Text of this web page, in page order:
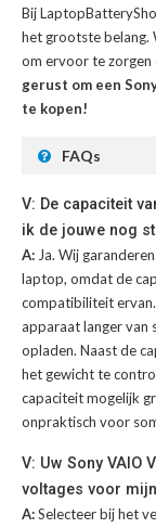
Bij
het grootste belang.
om ervoor te zorgen
gerust om een
te kopen!
FAQs
V: De capaciteit
ik de jouwe nog
A: Ja. Wij
laptop, omdat de
compatibiliteit
apparaat langer van
opladen. Naast de
het gewicht te
capaciteit mogelijk
onpraktisch voor
V: Uw Sony VAIO
voltages voor
A:Selecteer bij het